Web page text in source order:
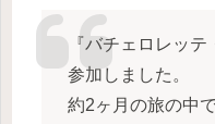
『バチェロレッテ
参加しました。
約2ヶ月の旅の中